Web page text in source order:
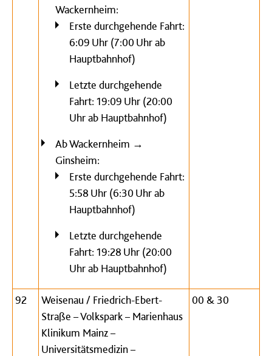
Wackernheim:
Erste durchgehende Fahrt:
6:09 Uhr (7:00 Uhr ab
Hauptbahnhof)
Letzte durchgehende
Fahrt: 19:09 Uhr (20:00
Uhr ab Hauptbahnhof)
Ab Wackernheim →
Ginsheim:
Erste durchgehende Fahrt:
5:58 Uhr (6:30 Uhr ab
Hauptbahnhof)
Letzte durchgehende
Fahrt: 19:28 Uhr (20:00
Uhr ab Hauptbahnhof)
92
Weisenau / Friedrich-Ebert-
Straße – Volkspark – Marienhaus
Klinikum Mainz –
Universitätsmedizin –
00 & 30